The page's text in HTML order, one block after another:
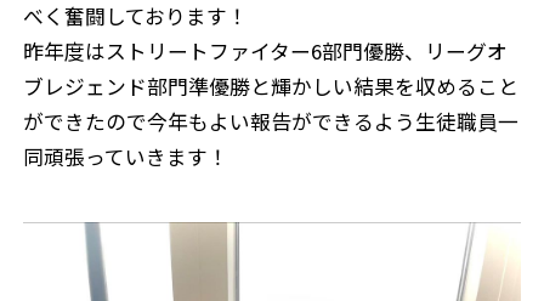
べく奮闘しております！
昨年度はストリートファイター6部門優勝、リーグオ
ブレジェンド部門準優勝と輝かしい結果を収めること
ができたので今年もよい報告ができるよう生徒職員一
同頑張っていきます！